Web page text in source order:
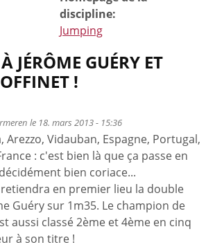
discipline:
Jumping
JÉRÔME GUÉRY ET
!
le 18. mars 2013 - 15:36
Arezzo, Vidauban, Espagne, Portugal,
: c'est bien là que ça passe en
bien coriace...
en premier lieu la double
Guéry sur 1m35. Le champion de
aussi classé 2ème et 4ème en cinq
à son titre !